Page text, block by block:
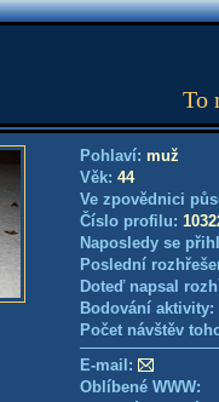
To
Pohlaví: muž
Věk: 44
Ve zpovědnici
Číslo profilu:
Naposledy se
Poslední
Doteď napsal
Bodování aktivity:
Počet návštěv
E-mail:
Oblíbené WWW: